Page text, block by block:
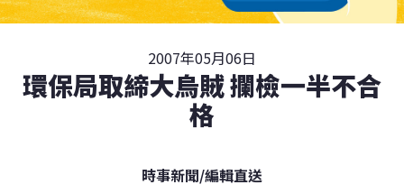
2007年05月06日
環保局取締大烏賊 攔檢一半不合
格
時事新聞/編輯直送